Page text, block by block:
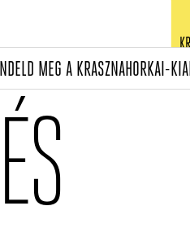
MEG A KRASZNAHORKAI-